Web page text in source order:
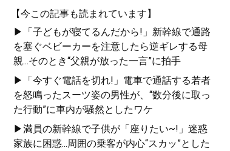
【今この記事も読まれています】
▶「子どもが寝てるんだから!」新幹線で通路
を塞ぐベビーカーを注意したら逆ギレする母
親...そのとき“父親が放った一言”に拍手
▶「今すぐ電話を切れ!」電車で通話する若者
を怒鳴ったスーツ姿の男性が、“数分後に取っ
た行動”に車内が騒然としたワケ
▶満員の新幹線で子供が「座りたい~!」迷惑
家族に困惑...周囲の乗客が内心“スカッ”とした